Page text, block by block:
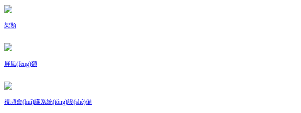
架類
屏風(fēng)類
視頻會(huì)議系統(tǒng)設(shè)備